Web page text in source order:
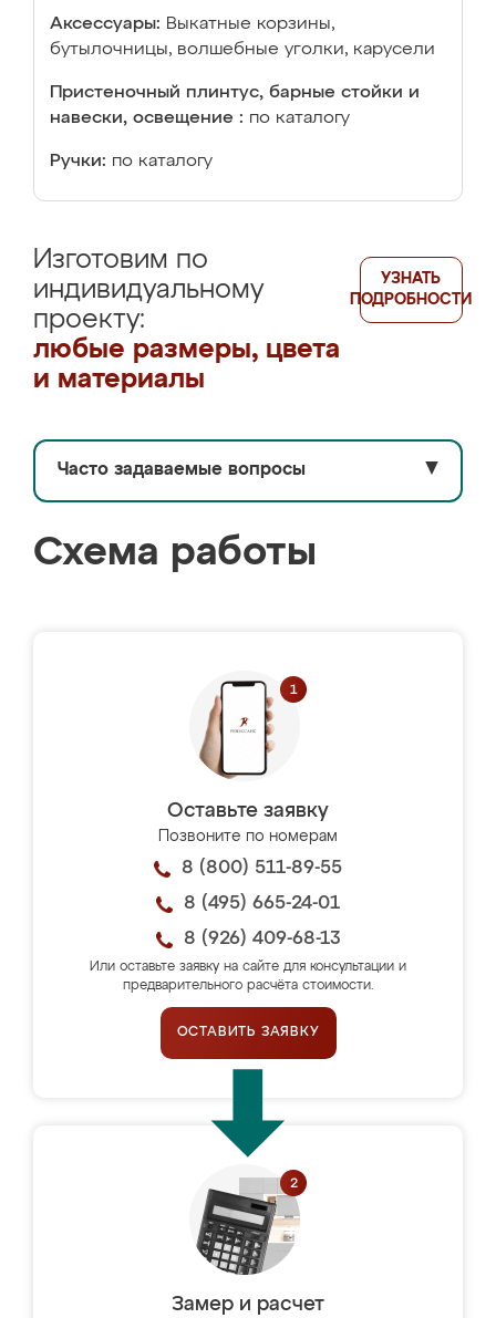
Аксессуары: Выкатные корзины,
бутылочницы, волшебные уголки, карусели
Пристеночный плинтус, барные стойки и
навески, освещение : по каталогу
Ручки: по каталогу
Изготовим по
индивидуальному
проекту:
любые размеры, цвета
и материалы
УЗНАТЬ
ПОДРОБНОСТИ
Часто задаваемые вопросы ▼
Схема работы
Оставьте заявку
Позвоните по номерам
8 (800) 511-89-55
8 (495) 665-24-01
8 (926) 409-68-13
Или оставьте заявку на сайте для консультации и
предварительного расчёта стоимости.
ОСТАВИТЬ ЗАЯВКУ
Замер и расчет